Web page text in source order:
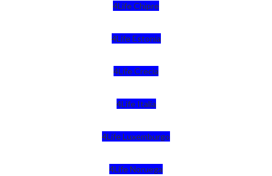
4Life Chipre
4Life Estonia
4Life Crecia
4Life Italia
4Life Luxemburgo
4Life Noruega